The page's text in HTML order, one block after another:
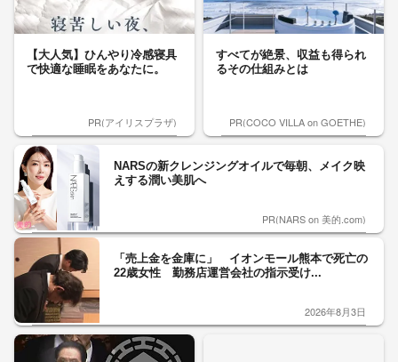
【大人気】ひんやり冷感寝具
で快適な睡眠をあなたに。
PR(アイリスプラザ)
すべてが絶景、収益も得られ
るその仕組みとは
PR(COCO VILLA on GOETHE)
NARSの新クレンジングオイルで毎朝、メイク映
えする潤い美肌へ
PR(NARS on 美的.com)
「売上金を金庫に」 イオンモール熊本で死亡の
22歳女性 勤務店運営会社の指示受け...
2026年8月3日